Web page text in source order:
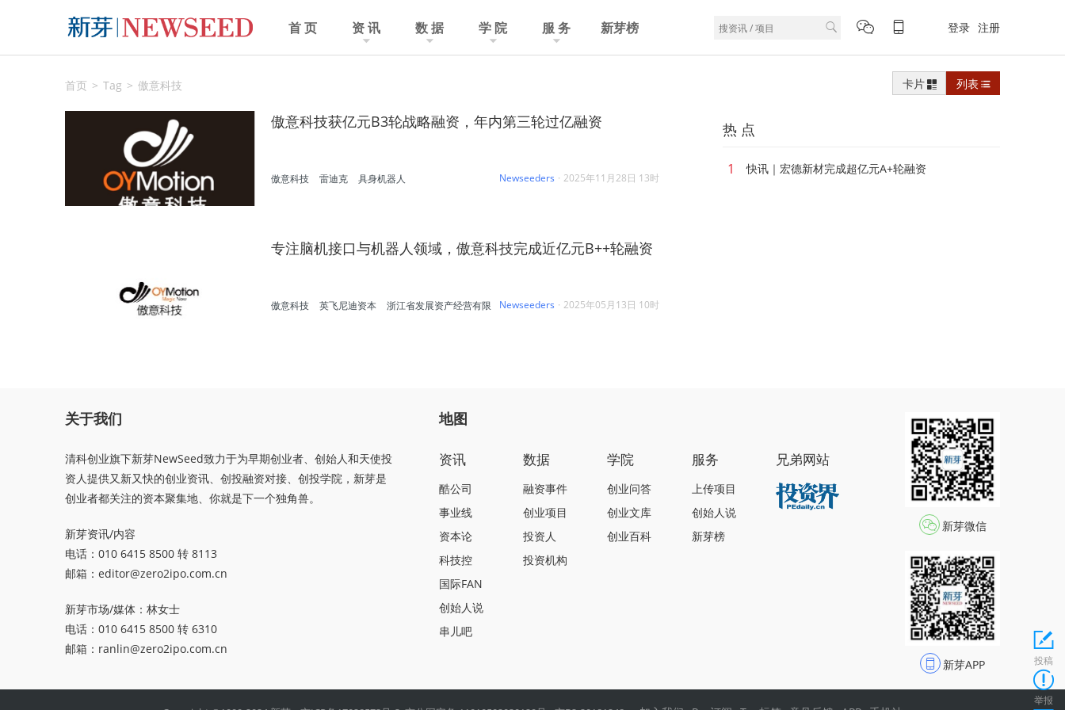
首 页 资 讯 数 据 学 院 服 务 新芽榜 登录 注册
首页 Tag 傲意科技 卡片 列表
傲意科技获亿元B3轮战略融资，年内第三轮过亿融资
Newseeders · 2025年11月28日 13时
傲意科技 雷迪克 具身机器人
专注脑机接口与机器人领域，傲意科技完成近亿元B++轮融资
Newseeders · 2025年05月13日 10时
傲意科技 英飞尼迪资本
浙江省发展资产经营有限
热 点
1 快讯｜宏德新材完成超亿元A+轮融资
关于我们
清科创业旗下新芽NewSeed致力于为早期创业者、创始人和天使投
资人提供又新又快的创业资讯、创投融资对接、创投学院，新芽是
创业者都关注的资本聚集地、你就是下一个独角兽。
新芽资讯/内容
电话：010 6415 8500 转 8113
邮箱： editor@zero2ipo.com.cn
新芽市场/媒体：林女士
电话：010 6415 8500 转 6310
邮箱： ranlin@zero2ipo.com.cn
地图
资讯
酷公司
事业线
资本论
科技控
国际FAN
创始人说
串儿吧
数据
融资事件
创业项目
投资人
投资机构
学院
创业问答
创业文库
创业百科
服务
上传项目
创始人说
新芽榜
兄弟网站
新芽微信
新芽APP 投稿
举报